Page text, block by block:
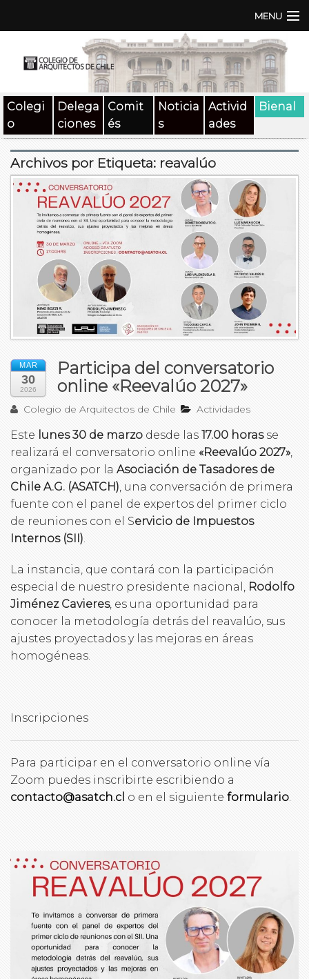
MENU
Documentos
SAT
Beneficios
Contacto
Buscar:
Colegi
o
Delega
ciones
Comit
és
Noticia
s
Activid
ades
Bienal
Archivos por Etiqueta: reavalúo
MAR
30
2026
Participa del conversatorio
online «Reevalúo 2027»
Colegio de Arquitectos de Chile Actividades
Este lunes 30 de marzo desde las 17.00 horasse
realizará el conversatorio online «Reevalúo 2027»,
organizado por la Asociación de Tasadores de
Chile A.G. (ASATCH), una conversación de primera
fuente con el panel de expertos del primer ciclo
de reuniones con el Servicio de Impuestos
Internos (SII).
La instancia, que contará con la participación
especial de nuestro presidente nacional, Rodolfo
Jiménez Cavieres, es una oportunidad para
conocer la metodología detrás del reavalúo, sus
ajustes proyectados y las mejoras en áreas
homogéneas.
Inscripciones
Para participar en el conversatorio online vía
Zoom puedes inscribirte escribiendo a
contacto@asatch.cl o en el siguiente formulario.